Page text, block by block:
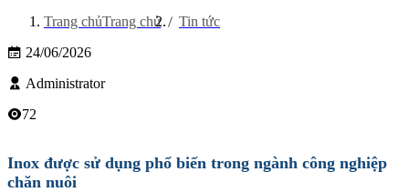
Trang chủTrang chủ
Tin tức
24/06/2026
Administrator
72
Inox được sử dụng phổ biến trong ngành công nghiệp
chăn nuôi